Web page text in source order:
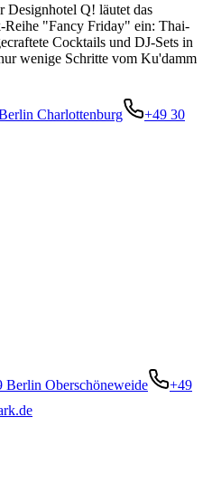
Designhotel Q! läutet das
Reihe "Fancy Friday" ein: Thai-
Cocktails und DJ-Sets in
wenige Schritte vom Ku'damm
Charlottenburg
+49 30
Berlin Oberschöneweide
+49